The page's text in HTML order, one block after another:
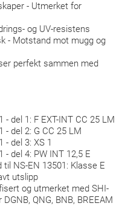
- Utmerket for
og UV-resistens
- Motstand mot mugg og
perfekt sammen med
del 1: F EXT-INT CC 25 LM
- del 2: G CC 25 LM
- del 3: XS 1
- del 4: PW INT 12,5 E
NS-EN 13501: Klasse E
utslipp
og utmerket med SHI-
QNG, BNB, BREEAM